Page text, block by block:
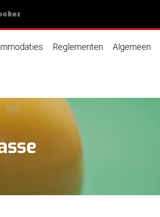
Reglementen Algemeen